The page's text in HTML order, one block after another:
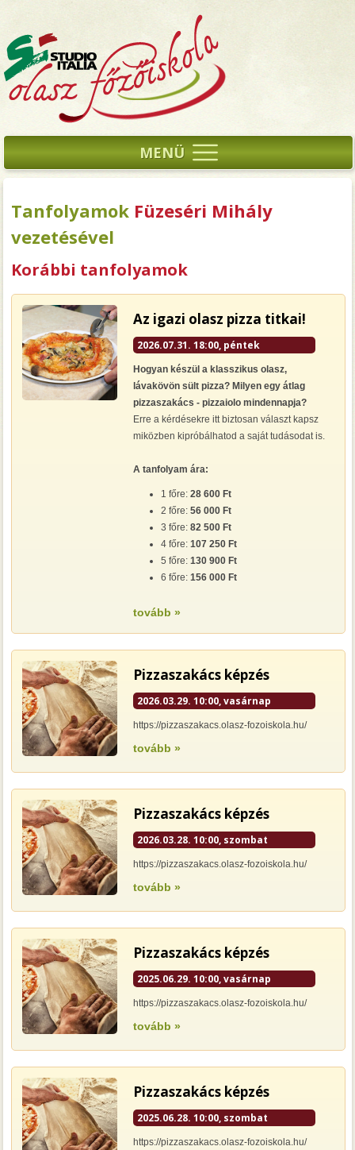
MENÜ
Tanfolyamok Füzeséri Mihály
vezetésével
Korábbi tanfolyamok
Az igazi olasz pizza titkai!
2026.07.31. 18:00, péntek
Hogyan készül a klasszikus olasz,
lávakövön sült pizza? Milyen egy átlag
pizzaszakács - pizzaiolo mindennapja?
Erre a kérdésekre itt biztosan választ kapsz
miközben kipróbálhatod a saját tudásodat is.
A tanfolyam ára:
1 főre:28 600 Ft
2 főre:56 000 Ft
3 főre:82 500 Ft
4 főre:107 250 Ft
5 főre:130 900 Ft
6 főre:156 000 Ft
tovább »
Pizzaszakács képzés
2026.03.29. 10:00, vasárnap
https://pizzaszakacs.olasz-fozoiskola.hu/
tovább »
Pizzaszakács képzés
2026.03.28. 10:00, szombat
https://pizzaszakacs.olasz-fozoiskola.hu/
tovább »
Pizzaszakács képzés
2025.06.29. 10:00, vasárnap
https://pizzaszakacs.olasz-fozoiskola.hu/
tovább »
Pizzaszakács képzés
2025.06.28. 10:00, szombat
https://pizzaszakacs.olasz-fozoiskola.hu/